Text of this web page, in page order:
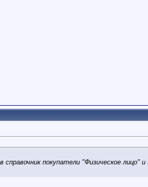
справочник покупатели "Физическое